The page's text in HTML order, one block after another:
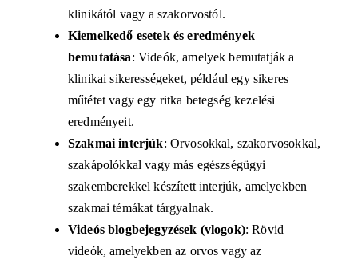
klinikától vagy a szakorvostól.
Kiemelkedő esetek és eredmények
bemutatása: Videók, amelyek bemutatják a
klinikai sikerességeket, például egy sikeres
műtétet vagy egy ritka betegség kezelési
eredményeit.
Szakmai interjúk: Orvosokkal, szakorvosokkal,
szakápolókkal vagy más egészségügyi
szakemberekkel készített interjúk, amelyekben
szakmai témákat tárgyalnak.
Videós blogbejegyzések (vlogok):Rövid
videók, amelyekben az orvos vagy az